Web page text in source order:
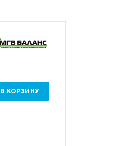
В КОРЗИНУ